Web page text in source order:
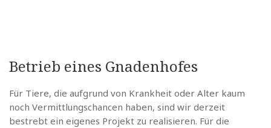
Betrieb eines Gnadenhofes
Für Tiere, die aufgrund von Krankheit oder Alter kaum
noch Vermittlungschancen haben, sind wir derzeit
bestrebt ein eigenes Projekt zu realisieren. Für die